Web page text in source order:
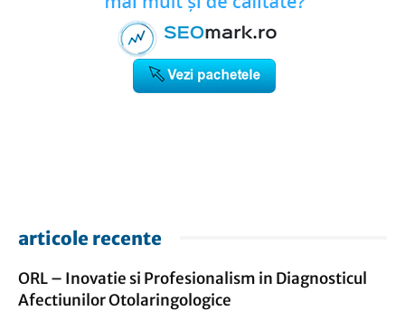
articole recente
ORL – Inovatie si Profesionalism in Diagnosticul
Afectiunilor Otolaringologice